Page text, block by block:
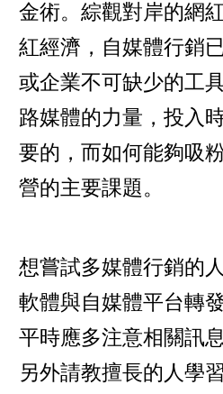
金術。綜觀對岸的網
紅經濟，自媒體行銷
或企業不可缺少的工
路媒體的力量，投入
要的，而如何能夠吸
營的主要課題。
想嘗試多媒體行銷的
軟體與自媒體平台轉
平時應多注意相關訊
另外請教擅長的人學